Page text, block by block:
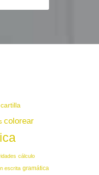
cartilla
colorear
cálculo
escrita gramática